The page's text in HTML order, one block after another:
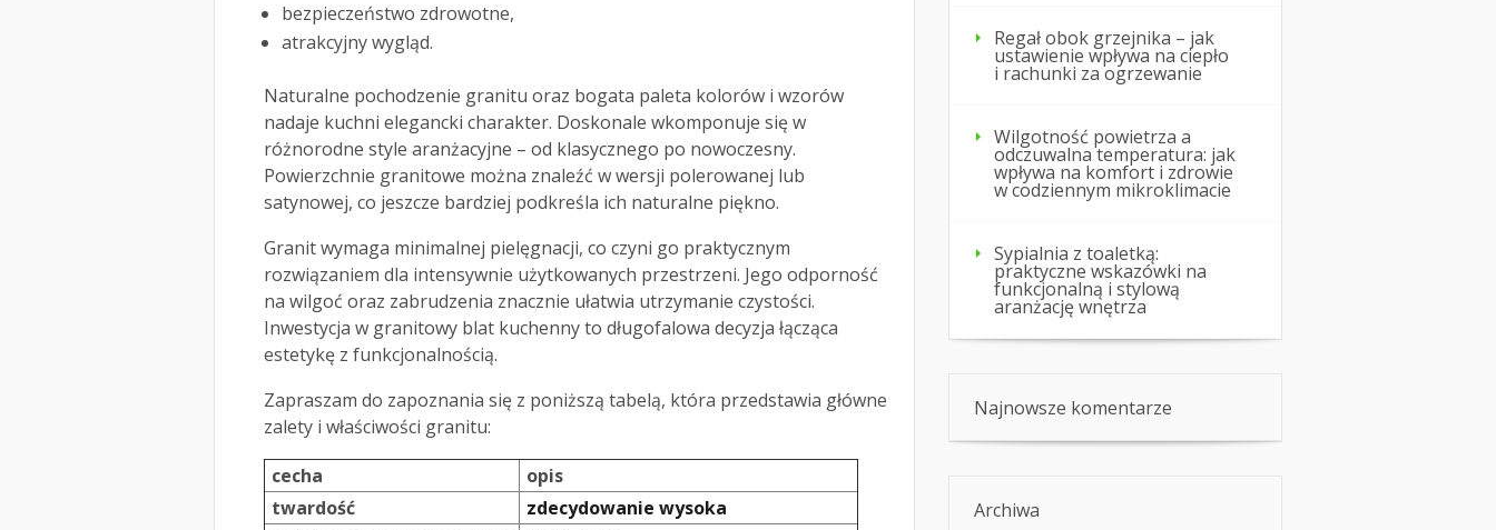
bezpieczeństwo zdrowotne,
atrakcyjny wygląd.
Naturalne pochodzenie granitu oraz bogata paleta kolorów i wzorów
nadaje kuchni elegancki charakter. Doskonale wkomponuje się w
różnorodne style aranżacyjne – od klasycznego po nowoczesny.
Powierzchnie granitowe można znaleźć w wersji polerowanej lub
satynowej, co jeszcze bardziej podkreśla ich naturalne piękno.
Granit wymaga minimalnej pielęgnacji, co czyni go praktycznym
rozwiązaniem dla intensywnie użytkowanych przestrzeni. Jego odporność
na wilgoć oraz zabrudzenia znacznie ułatwia utrzymanie czystości.
Inwestycja w granitowy blat kuchenny to długofalowa decyzja łącząca
estetykę z funkcjonalnością.
Zapraszam do zapoznania się z poniższą tabelą, która przedstawia główne
zalety i właściwości granitu:
cecha
opis
twardość
zdecydowanie wysoka
Regał obok grzejnika – jak
ustawienie wpływa na ciepło
i rachunki za ogrzewanie
Wilgotność powietrza a
odczuwalna temperatura: jak
wpływa na komfort i zdrowie
w codziennym mikroklimacie
Sypialnia z toaletką:
praktyczne wskazówki na
funkcjonalną i stylową
aranżację wnętrza
Najnowsze komentarze
Archiwa